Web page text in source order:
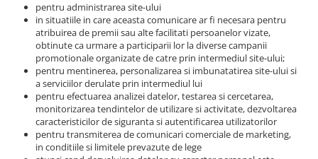
pentru administrarea site-ului
in situatiile in care aceasta comunicare ar fi necesara pentru
atribuirea de premii sau alte facilitati persoanelor vizate,
obtinute ca urmare a participarii lor la diverse campanii
promotionale organizate de catre prin intermediul site-ului;
pentru mentinerea, personalizarea si imbunatatirea site-ului si
a serviciilor derulate prin intermediul lui
pentru efectuarea analizei datelor, testarea si cercetarea,
monitorizarea tendintelor de utilizare si activitate, dezvoltarea
caracteristicilor de siguranta si autentificarea utilizatorilor
pentru transmiterea de comunicari comerciale de marketing,
in conditiile si limitele prevazute de lege